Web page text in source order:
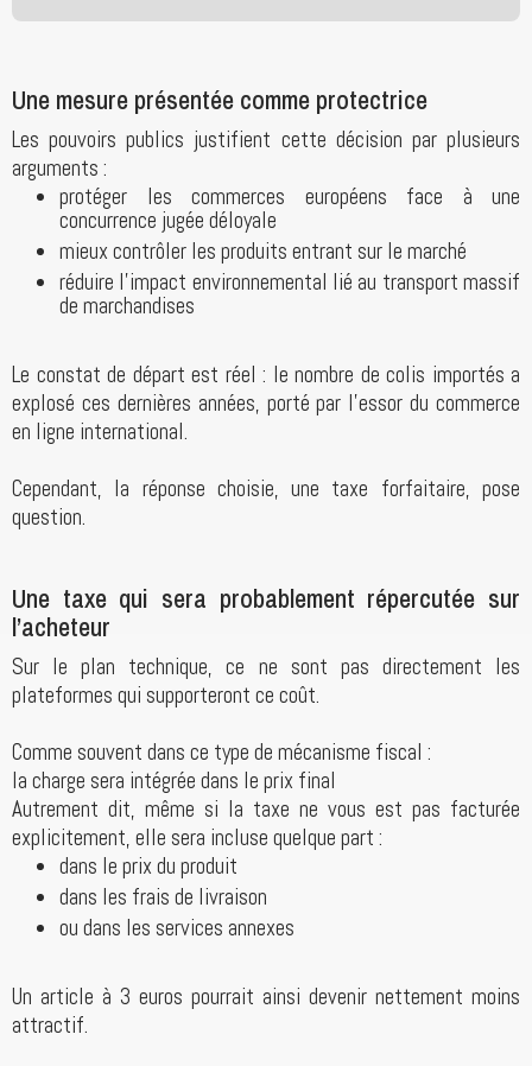
Une mesure présentée comme protectrice
Les pouvoirs publics justifient cette décision par plusieurs
arguments :
protéger les commerces européens face à une
concurrence jugée déloyale
mieux contrôler les produits entrant sur le marché
réduire l’impact environnemental lié au transport massif
de marchandises
Le constat de départ est réel : le nombre de colis importés a
explosé ces dernières années, porté par l’essor du commerce
en ligne international.
Cependant, la réponse choisie, une taxe forfaitaire, pose
question.
Une taxe qui sera probablement répercutée sur
l’acheteur
Sur le plan technique, ce ne sont pas directement les
plateformes qui supporteront ce coût.
Comme souvent dans ce type de mécanisme fiscal :
la charge sera intégrée dans le prix final
Autrement dit, même si la taxe ne vous est pas facturée
explicitement, elle sera incluse quelque part :
dans le prix du produit
dans les frais de livraison
ou dans les services annexes
Un article à 3 euros pourrait ainsi devenir nettement moins
attractif.